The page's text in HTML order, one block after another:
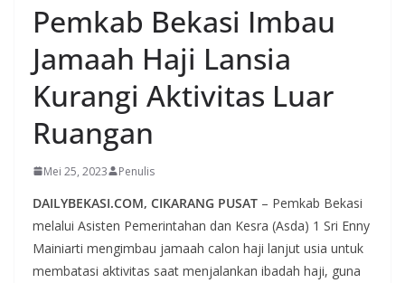
Pemkab Bekasi Imbau
Jamaah Haji Lansia
Kurangi Aktivitas Luar
Ruangan
Mei 25, 2023 Penulis
DAILYBEKASI.COM, CIKARANG PUSAT – Pemkab Bekasi
melalui Asisten Pemerintahan dan Kesra (Asda) 1 Sri Enny
Mainiarti mengimbau jamaah calon haji lanjut usia untuk
membatasi aktivitas saat menjalankan ibadah haji, guna